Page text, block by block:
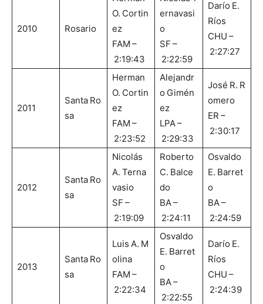
2010 Rosario
O. Cortin
ez
FAM –
2:19:43
ernavasi
o
SF –
2:22:59
Darío E.
Ríos
CHU –
2:27:27
2011
Santa Ro
sa
Herman
O. Cortin
ez
FAM –
2:23:52
Alejandr
o Gimén
ez
LPA –
2:29:33
José R. R
omero
ER –
2:30:17
2012
Santa Ro
sa
Nicolás
A. Terna
vasio
SF –
2:19:09
Roberto
C. Balce
do
BA –
2:24:11
Osvaldo
E. Barret
o
BA –
2:24:59
2013
Santa Ro
sa
Luis A. M
olina
FAM –
2:22:34
Osvaldo
E. Barret
o
BA –
2:22:55
Darío E.
Ríos
CHU –
2:24:39